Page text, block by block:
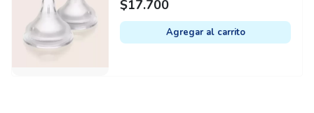
$17.700
Agregar al carrito